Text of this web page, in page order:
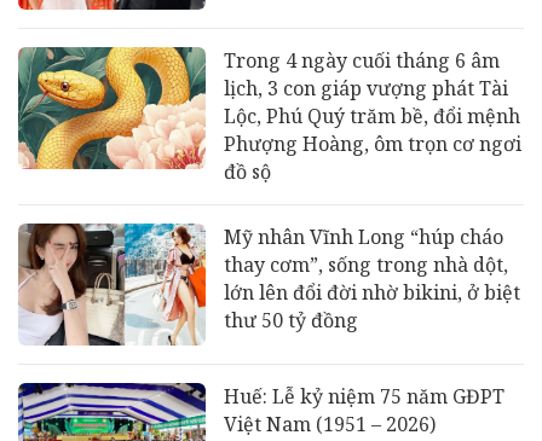
Trong 4 ngày cuối tháng 6 âm
lịch, 3 con giáp vượng phát Tài
Lộc, Phú Quý trăm bề, đổi mệnh
Phượng Hoàng, ôm trọn cơ ngơi
đồ sộ
Mỹ nhân Vĩnh Long “húp cháo
thay cơm”, sống trong nhà dột,
lớn lên đổi đời nhờ bikini, ở biệt
thư 50 tỷ đồng
Huế: Lễ kỷ niệm 75 năm GĐPT
Việt Nam (1951 – 2026)